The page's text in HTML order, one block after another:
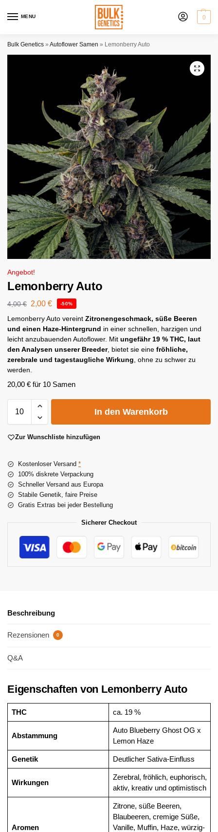
MENU 0
Bulk Genetics » Autoflower Samen » Lemonberry Auto
Angebot!
Lemonberry Auto
4,00€ 2,00 € -50%
Lemonberry Auto vereint Zitronengeschmack, süße Beeren
und einen Haze-Hintergrund in einer schnellen, harzigen und
leicht anzubauenden Autoflower. Mit ungefähr 19 % THC, laut
den Analysen unserer Breeder, bietet sie eine fröhliche,
zerebrale und tagestaugliche Wirkung , ohne zu schwer zu
werden.
20,00 € für 10 Samen
In den Warenkorb
Zur Wunschliste hinzufügen
Kostenloser Versand *
100% diskrete Verpackung
Schneller Versand aus Europa
Stabile Genetik, faire Preise
Gratis Extras bei jeder Bestellung
Sicherer Checkout
Beschreibung
Rezensionen 0
Q&A
Eigenschaften von Lemonberry Auto
THC ca. 19 %
Abstammung
Auto Blueberry Ghost OG x
Lemon Haze
Genetik Deutlicher Sativa-Einfluss
Wirkungen
Zerebral, fröhlich, euphorisch,
aktiv, kreativ und optimistisch
Aromen
Zitrone, süße Beeren,
Blaubeeren, cremige Süße,
Vanille, Muffin, Haze, würzig-